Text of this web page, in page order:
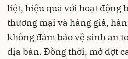
liệt, hiệu quả với hoạt động
thương mại và hàng giả,
không đảm bảo vệ sinh an
địa bàn. Đồng thời, mở đợt